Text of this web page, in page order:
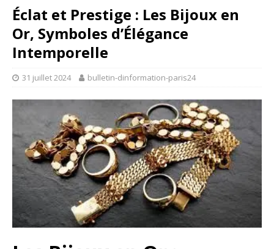
Éclat et Prestige : Les Bijoux en
Or, Symboles d’Élégance
Intemporelle
31 juillet 2024 bulletin-dinformation-paris24